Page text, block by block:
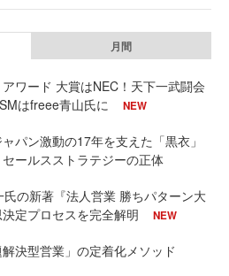
月間
ワード 大賞はNEC！天下一武闘会
はfreee青山氏に
NEW
パン激動の17年を支えた「黒衣」
ールスストラテジーの正体
の新著『法人営業 勝ちパターン大
定プロセスを完全解明
NEW
決型営業」の定着化メソッド